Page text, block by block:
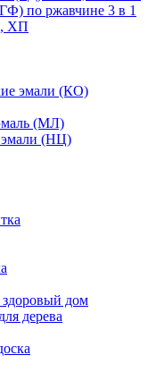
по ржавчине 3 в 1
ХП
эмали (КО)
(МЛ)
(НЦ)
здоровый дом
дерева